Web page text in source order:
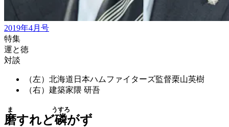
2019年4月号
特集
運と徳
対談
（左）北海道日本ハムファイターズ監督栗山英樹
（右）建築家隈 研吾
磨
ま
すれど磷
うすろ
がず